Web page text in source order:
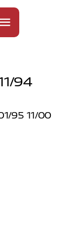
94
95 11/00